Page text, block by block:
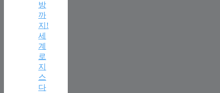
방
까
지!
세
계
로
지
스
다